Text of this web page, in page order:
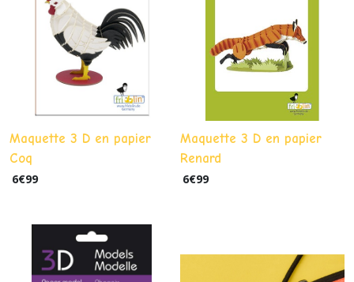
Maquette 3 D en papier
Coq
6€99
Maquette 3 D en papier
Renard
6€99